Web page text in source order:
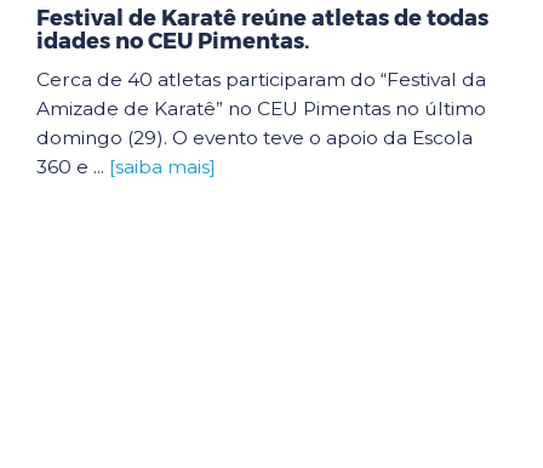
Festival de Karatê reúne atletas de todas
idades no CEU Pimentas.
Cerca de 40 atletas participaram do “Festival da
Amizade de Karatê” no CEU Pimentas no último
domingo (29). O evento teve o apoio da Escola
360 e ... [saiba mais]